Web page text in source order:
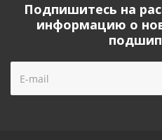
Подпишитесь на
информацию о